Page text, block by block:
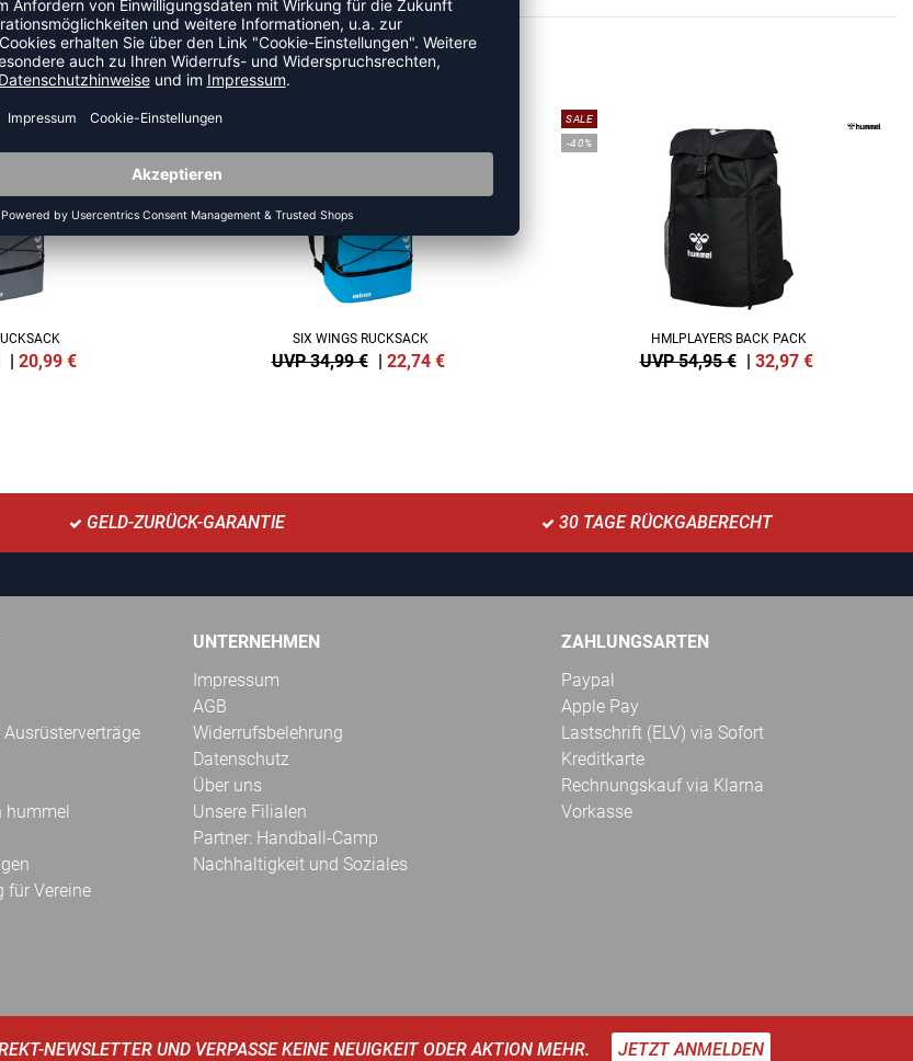
DER KATEGORIE RUCKSÄCKE
| 20,99 €
SALE
SIX WINGS RUCKSACK
UVP 34,99 € | 22,74 €
SALE
-40%
HMLPLAYERS BACK PACK
UVP 54,95 € | 32,97 €
GELD-ZURÜCK-GARANTIE 30 TAGE RÜCKGABERECHT
hummel
für Vereine
UNTERNEHMEN
Impressum
AGB
Widerrufsbelehrung
Datenschutz
Über uns
Unsere Filialen
Partner: Handball-Camp
Nachhaltigkeit und Soziales
ZAHLUNGSARTEN
Paypal
Apple Pay
Lastschrift (ELV) via Sofort
Kreditkarte
Rechnungskauf via Klarna
Vorkasse
NEWSLETTER UND VERPASSE KEINE NEUIGKEIT ODER AKTION MEHR. JETZT ANMELDEN